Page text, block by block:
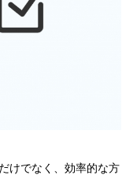
けでなく、効率的な方